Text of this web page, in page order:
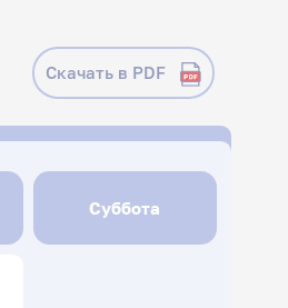
Скачать в PDF
Суббота